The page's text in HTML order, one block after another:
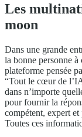
Les
moon
Dans une grande
la bonne personne à
plateforme pensée
“Tout le cœur de
dans n’importe
pour fournir la
compétent, expert
Toutes ces